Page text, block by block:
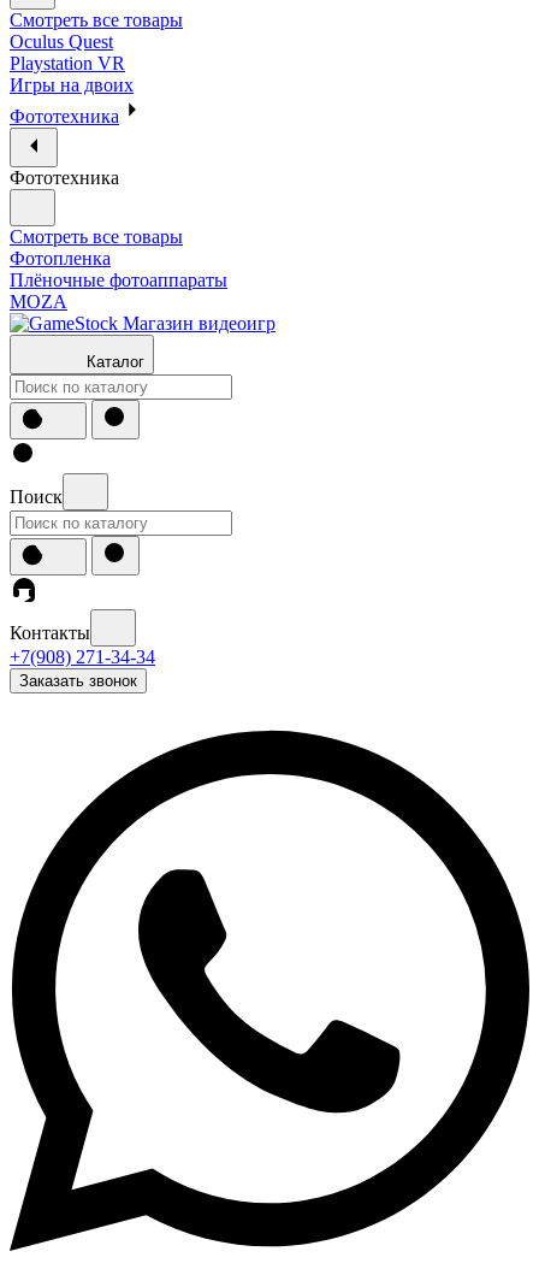
Смотреть все товары
Oculus Quest
Playstation VR
Игры на двоих
Фототехника
Фототехника
Смотреть все товары
Фотопленка
Плёночные фотоаппараты
MOZA
Каталог
Поиск
Контакты
+7(908) 271-34-34
Заказать звонок